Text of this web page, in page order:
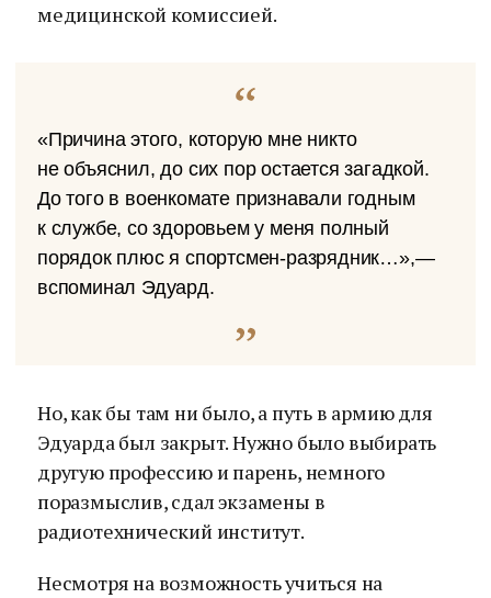
медицинской комиссией.
«Причина этого, которую мне никто
не объяснил, до сих пор остается загадкой.
До того в военкомате признавали годным
к службе, со здоровьем у меня полный
порядок плюс я спортсмен-разрядник…»,—
вспоминал Эдуард.
Но, как бы там ни было, а путь в армию для
Эдуарда был закрыт. Нужно было выбирать
другую профессию и парень, немного
поразмыслив, сдал экзамены в
радиотехнический институт.
Несмотря на возможность учиться на